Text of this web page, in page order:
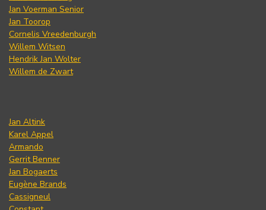
Jan Voerman Senior
Jan Toorop
Cornelis Vreedenburgh
Willem Witsen
Hendrik Jan Wolter
Willem de Zwart
Jan Altink
Karel Appel
Armando
Gerrit Benner
Jan Bogaerts
Eugène Brands
Cassigneul